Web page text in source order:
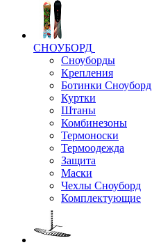
СНОУБОРД
Сноуборды
Крепления
Ботинки Сноуборд
Куртки
Штаны
Комбинезоны
Термоноски
Термоодежда
Защита
Маски
Чехлы Сноуборд
Комплектующие